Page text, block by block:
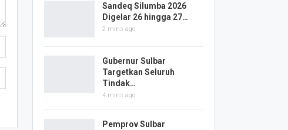
Sandeq Silumba 2026
Digelar 26 hingga 27…
2 mins ago
Gubernur Sulbar
Targetkan Seluruh
Tindak…
4 mins ago
Pemprov Sulbar